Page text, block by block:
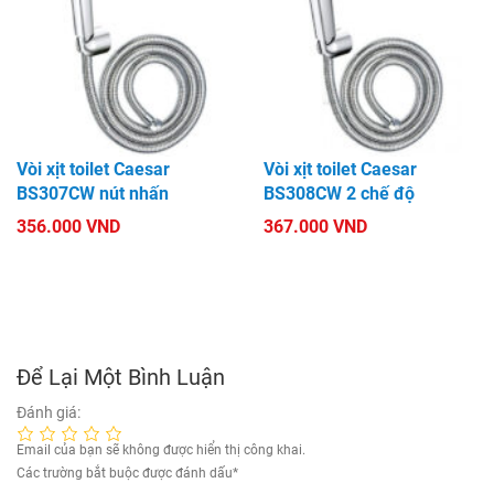
Vòi xịt toilet Caesar
BS307CW nút nhấn
356.000 VND
Vòi xịt toilet Caesar
BS308CW 2 chế độ
367.000 VND
Để Lại Một Bình Luận
Đánh giá:
Email của bạn sẽ không được hiển thị công khai.
Các trường bắt buộc được đánh dấu*